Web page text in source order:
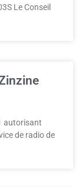
Le Conseil
autorisant
de radio de